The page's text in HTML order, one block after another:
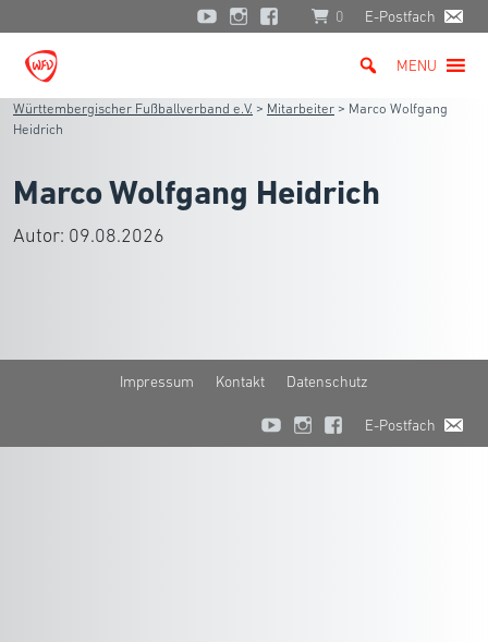
0 E-Postfach
MENU
Württembergischer Fußballverband e.V. > Mitarbeiter > Marco Wolfgang
Heidrich
Marco Wolfgang Heidrich
Autor: 09.08.2026
Impressum Kontakt Datenschutz
E-Postfach